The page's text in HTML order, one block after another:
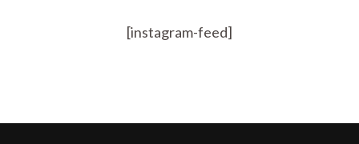
[instagram-feed]